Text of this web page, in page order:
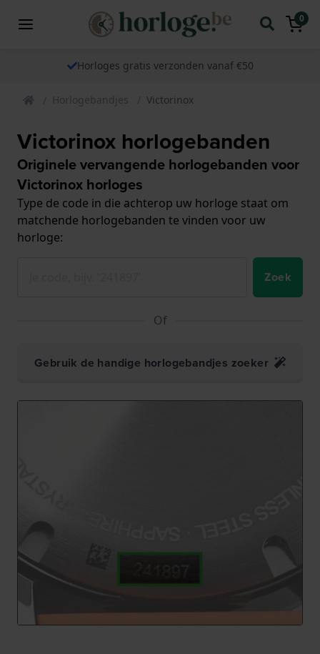
0
Horloges gratis verzonden vanaf €50
Horlogebandjes Victorinox
Victorinox horlogebanden
Originele vervangende horlogebanden voor
Victorinox horloges
Type de code in die achterop uw horloge staat om
matchende horlogebanden te vinden voor uw
horloge:
Zoek
Of
Gebruik de handige horlogebandjes zoeker